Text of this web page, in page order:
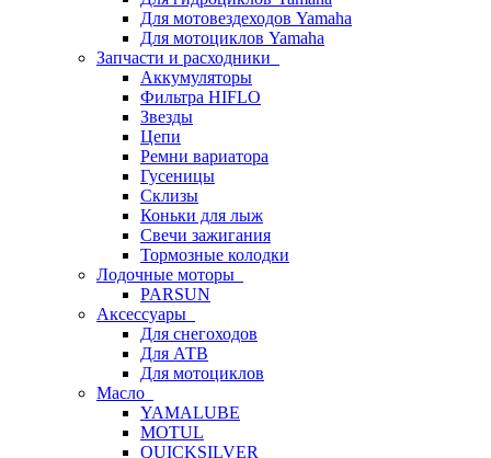
Для мотовездеходов Yamaha
Для мотоциклов Yamaha
Запчасти и расходники
Аккумуляторы
Фильтра HIFLO
Звезды
Цепи
Ремни вариатора
Гусеницы
Склизы
Коньки для лыж
Свечи зажигания
Тормозные колодки
Лодочные моторы
PARSUN
Аксессуары
Для снегоходов
Для АТВ
Для мотоциклов
Масло
YAMALUBE
MOTUL
QUICKSILVER